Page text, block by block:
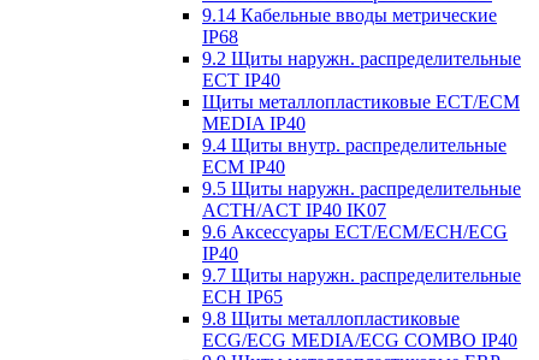
9.14 Кабельные вводы метрические
IP68
9.2 Щиты наружн. распределительные
ECT IP40
Щиты металлопластиковые ECT/ECM
MEDIA IP40
9.4 Щиты внутр. распределительные
ECМ IP40
9.5 Щиты наружн. распределительные
ACTH/ACT IP40 IK07
9.6 Аксессуары ECT/ECM/ECH/ECG
IP40
9.7 Щиты наружн. распределительные
ECH IP65
9.8 Щиты металлопластиковые
ECG/ECG MEDIA/ECG COMBO IP40